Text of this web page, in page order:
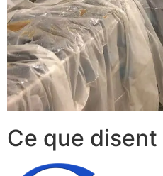
Ce que